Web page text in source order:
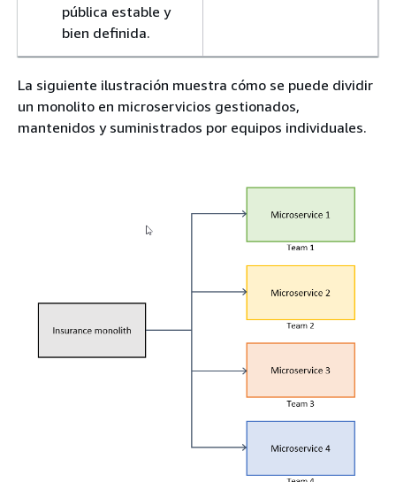
pública estable y
bien definida.
La siguiente ilustración muestra cómo se puede dividir
un monolito en microservicios gestionados,
mantenidos y suministrados por equipos individuales.